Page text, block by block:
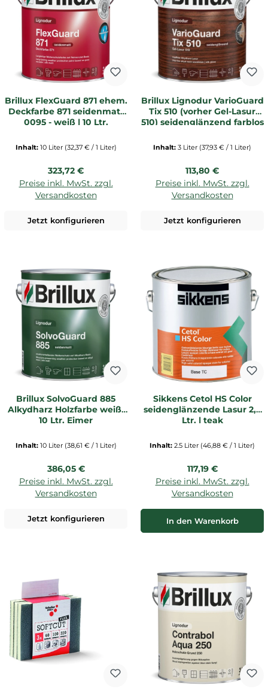
Brillux FlexGuard 871 ehem.
Deckfarbe 871 seidenmatt
0095 - weiß | 10 Ltr.
Inhalt: 10 Liter (32,37 € / 1 Liter)
Regulärer Preis:
323,72 €
Preise inkl. MwSt. zzgl.
Versandkosten
Jetzt konfigurieren
Brillux Lignodur VarioGuard
Tix 510 (vorher Gel-Lasur
510) seidenglänzend farblos
Inhalt: 3 Liter (37,93 € / 1 Liter)
Regulärer Preis:
113,80 €
Preise inkl. MwSt. zzgl.
Versandkosten
Jetzt konfigurieren
Brillux SolvoGuard 885
Alkydharz Holzfarbe weiß,
10 Ltr. Eimer
Inhalt: 10 Liter (38,61 € / 1 Liter)
Regulärer Preis:
386,05 €
Preise inkl. MwSt. zzgl.
Versandkosten
Jetzt konfigurieren
Sikkens Cetol HS Color
seidenglänzende Lasur 2,5
Ltr. | teak
Inhalt: 2.5 Liter (46,88 € / 1 Liter)
Regulärer Preis:
117,19 €
Preise inkl. MwSt. zzgl.
Versandkosten
In den Warenkorb